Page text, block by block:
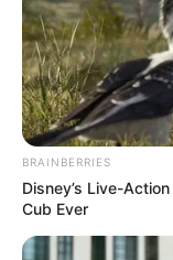
BRAINBERRIES
Disney’s Live-
Cub Ever